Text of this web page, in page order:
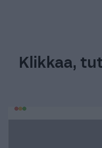
Klikkaa,